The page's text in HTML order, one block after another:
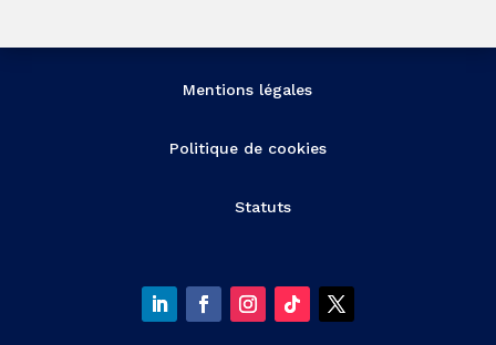
Mentions légales
Politique de cookies
Statuts